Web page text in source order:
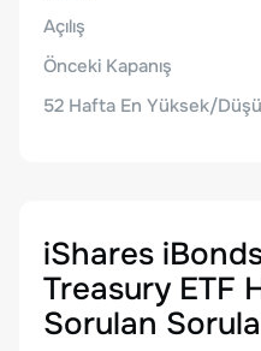
Açılış
Önceki Kapanış
52 Hafta En Yüksek/
iShares
Treasury ETF
Sorulan